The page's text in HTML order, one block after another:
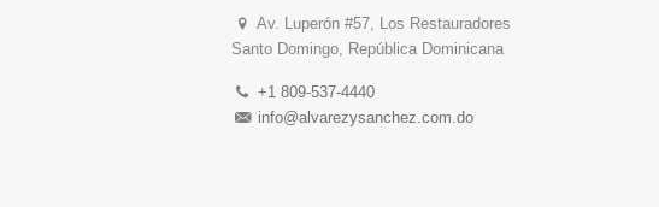
Av. Luperón #57, Los Restauradores
Santo Domingo, República Dominicana
+1 809-537-4440
info@alvarezysanchez.com.do